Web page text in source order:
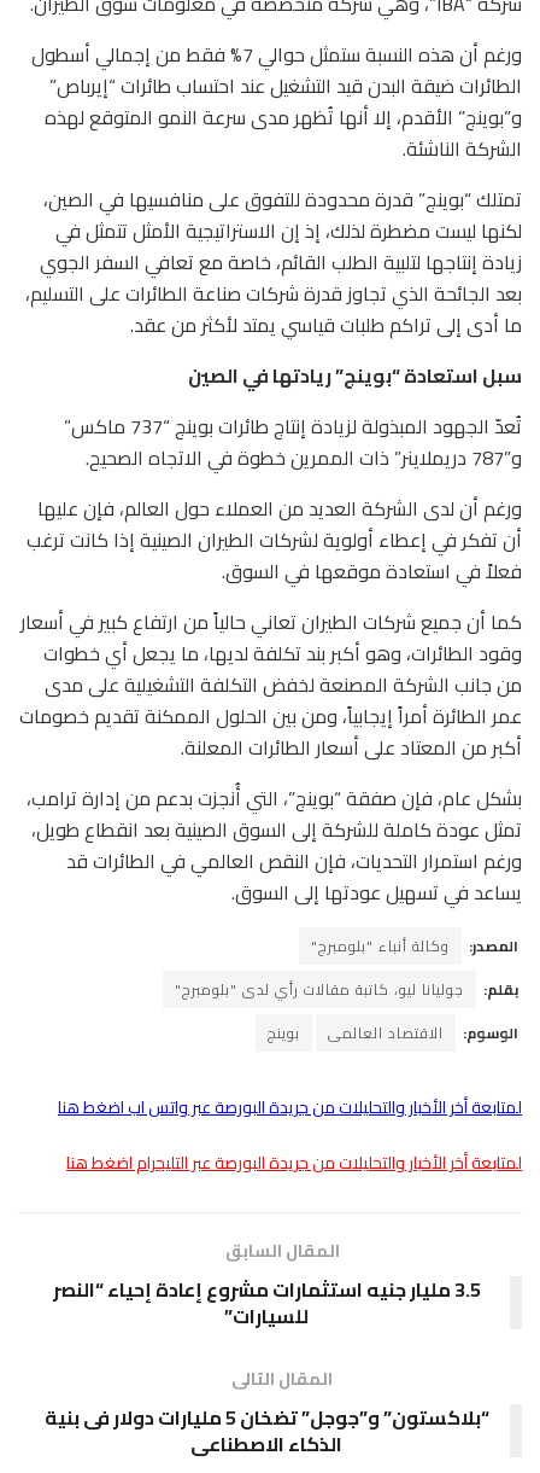
ورغم أن هذه النسبة ستمثل حوالي 7% فقط من إجمالي أسطول
الطائرات ضيقة البدن قيد التشغيل عند احتساب طائرات “إيرباص”
و”بوينج” الأقدم، إلا أنها تُظهر مدى سرعة النمو المتوقع لهذه
الشركة الناشئة.
تمتلك “بوينج” قدرة محدودة للتفوق على منافسيها في الصين،
لكنها ليست مضطرة لذلك، إذ إن الاستراتيجية الأمثل تتمثل في
زيادة إنتاجها لتلبية الطلب القائم، خاصة مع تعافي السفر الجوي
بعد الجائحة الذي تجاوز قدرة شركات صناعة الطائرات على التسليم،
ما أدى إلى تراكم طلبات قياسي يمتد لأكثر من عقد.
سبل استعادة “بوينج” ريادتها في الصين
تُعدّ الجهود المبذولة لزيادة إنتاج طائرات بوينج “737 ماكس”
و”787 دريملاينر” ذات الممرين خطوة في الاتجاه الصحيح.
ورغم أن لدى الشركة العديد من العملاء حول العالم، فإن عليها
أن تفكر في إعطاء أولوية لشركات الطيران الصينية إذا كانت ترغب
فعلاً في استعادة موقعها في السوق.
كما أن جميع شركات الطيران تعاني حالياً من ارتفاع كبير في أسعار
وقود الطائرات، وهو أكبر بند تكلفة لديها، ما يجعل أي خطوات
من جانب الشركة المصنعة لخفض التكلفة التشغيلية على مدى
عمر الطائرة أمراً إيجابياً، ومن بين الحلول الممكنة تقديم خصومات
أكبر من المعتاد على أسعار الطائرات المعلنة.
بشكل عام، فإن صفقة “بوينج”، التي أُنجزت بدعم من إدارة ترامب،
تمثل عودة كاملة للشركة إلى السوق الصينية بعد انقطاع طويل،
ورغم استمرار التحديات، فإن النقص العالمي في الطائرات قد
يساعد في تسهيل عودتها إلى السوق.
المصدر:
وكالة أنباء "بلومبرج"
بقلم:
جوليانا ليو، كاتبة مقالات رأي لدى "بلومبرج"
الوسوم:
الاقتصاد العالمى بوينج
لمتابعة أخر الأخبار والتحليلات من جريدة البورصة عبر واتس اب اضغط هنا
لمتابعة أخر الأخبار والتحليلات من جريدة البورصة عبر التليجرام اضغط هنا
المقال السابق
3.5 مليار جنيه استثمارات مشروع إعادة إحياء “النصر
للسيارات”
المقال التالى
“بلاكستون” و”جوجل” تضخان 5 مليارات دولار فى بنية
الذكاء الاصطناعى